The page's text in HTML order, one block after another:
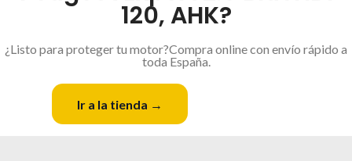
120, AHK?
¿Listo para proteger tu motor?Compra online con envío rápido a
toda España.
Ir a la tienda →